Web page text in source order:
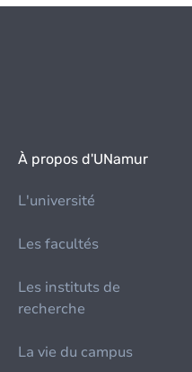
À propos d'UNamur
L'université
Les facultés
Les instituts de
recherche
La vie du campus